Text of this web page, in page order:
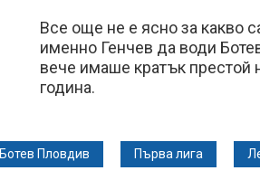
Все още не е ясно за какво
именно Генчев да води
вече имаше кратък престой
година.
Ботев Пловдив Първа лига